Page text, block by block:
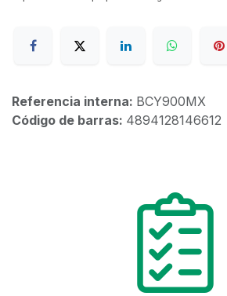
Referencia interna: BCY900MX
Código de barras: 4894128146612